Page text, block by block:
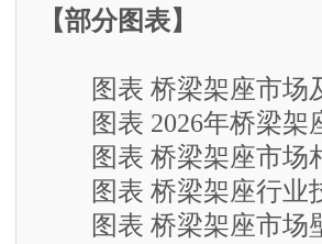
【部分图表】
图表 桥梁架座市场
图表 2026年桥梁架
图表 桥梁架座市场
图表 桥梁架座行业
图表 桥梁架座市场